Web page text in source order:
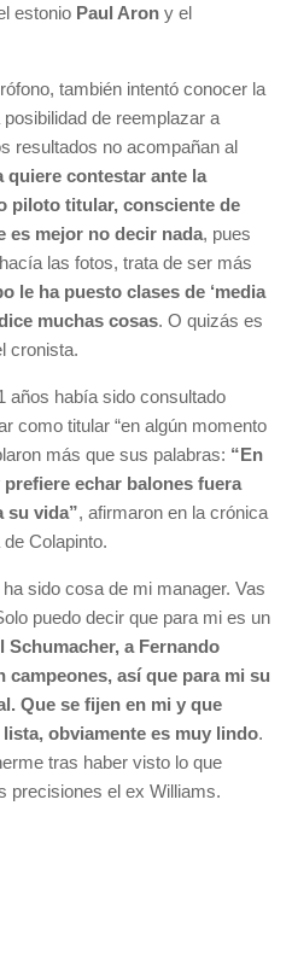
estonio Paul Aron y el
también intentó conocer la
de reemplazar a
resultados no acompañan al
quiere contestar ante la
piloto titular, consciente de
es mejor no decir nada, pues
las fotos, trata de ser más
le ha puesto clases de ‘media
muchas cosas. O quizás es
cronista.
años había sido consultado
como titular “en algún momento
más que sus palabras: “En
echar balones fuera
su vida”, afirmaron en la crónica
Colapinto.
sido cosa de mi manager. Vas
puedo decir que para mi es un
Schumacher, a Fernando
campeones, así que para mi su
Que se fijen en mi y que
obviamente es muy lindo.
tras haber visto lo que
precisiones el ex Williams.